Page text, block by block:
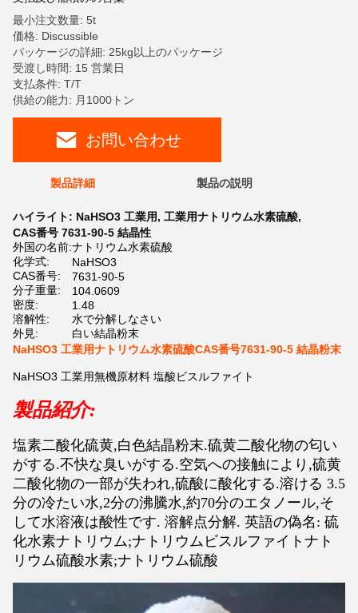
最小注文数量: 5t
価格: Discussible
パッケージの詳細: 25kg以上のパッケージ
受渡し時間: 15 営業日
支払条件: T/T
供給の能力: 月1000トン
お問い合わせ
製品詳細 製品の説明
ハイライト: NaHSO3 工業用, 工業用ナトリウム水素硫酸,
CAS番号 7631-90-5 結晶性
外国の名前:ナトリウム水素硫酸
化学式:
NaHSO3
CAS番号:
7631-90-5
分子重量:
104.0609
密度:
1.48
溶解性:
水で分解しなさい
外見:
白い結晶粉末
NaHSO3 工業用ナトリウム水素硫酸CAS番号7631-90-5 結晶粉末
NaHSO3 工業用無機原材料 塩酸ビスルファイト
製品紹介:
塩素二酸化硫黄,白色結晶粉末.硫黄二酸化物の匂い
がする.不快な臭いがする.空気への接触により,硫黄
二酸化物の一部が失われ,硫酸に酸化する.溶ける 3.5
分の冷たい水,2分の沸騰水,約70分のエタノール,そ
して水溶液は酸性です. 溶解点分解. 英語の偽名: 硫
化水素ナトリウム;ナトリウムビスルファイトナト
リウム硫酸水素;ナトリウム硫酸